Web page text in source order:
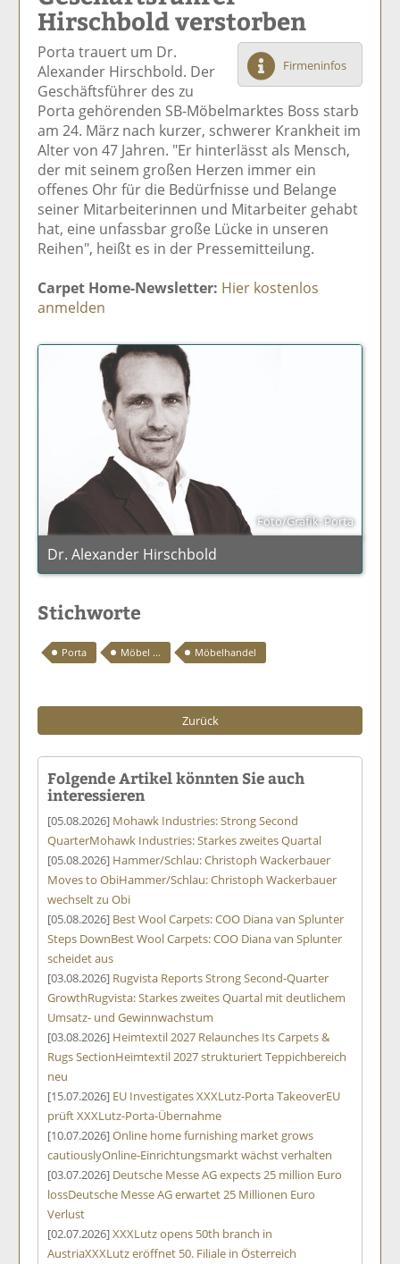
el
a
uf
F
ac
e
b
o
o
k
te
il
e
el
t
wi
tt
er
n
uf
Li
n
k
e
di
n
te
il
e
n
er
E
m
ai
l
v
se
n
d
ck
e
n
Hirschbold verstorben
Firmeninfos
Porta trauert um Dr.
Alexander Hirschbold. Der
Geschäftsführer des zu
Porta gehörenden SB-Möbelmarktes Boss starb
am 24. März nach kurzer, schwerer Krankheit im
Alter von 47 Jahren. "Er hinterlässt als Mensch,
der mit seinem großen Herzen immer ein
offenes Ohr für die Bedürfnisse und Belange
seiner Mitarbeiterinnen und Mitarbeiter gehabt
hat, eine unfassbar große Lücke in unseren
Reihen", heißt es in der Pressemitteilung.
Carpet Home-Newsletter: Hier kostenlos
anmelden
Foto/Grafik: Porta
Dr. Alexander Hirschbold
Stichworte
Porta Möbel ... Möbelhandel
Zurück
Folgende Artikel könnten Sie auch
interessieren
[05.08.2026] Mohawk Industries: Strong Second
QuarterMohawk Industries: Starkes zweites Quartal
[05.08.2026] Hammer/Schlau: Christoph Wackerbauer
Moves to ObiHammer/Schlau: Christoph Wackerbauer
wechselt zu Obi
[05.08.2026] Best Wool Carpets: COO Diana van Splunter
Steps DownBest Wool Carpets: COO Diana van Splunter
scheidet aus
[03.08.2026] Rugvista Reports Strong Second-Quarter
GrowthRugvista: Starkes zweites Quartal mit deutlichem
Umsatz- und Gewinnwachstum
[03.08.2026] Heimtextil 2027 Relaunches Its Carpets &
Rugs SectionHeimtextil 2027 strukturiert Teppichbereich
neu
[15.07.2026] EU Investigates XXXLutz-Porta TakeoverEU
prüft XXXLutz-Porta-Übernahme
[10.07.2026]Online home furnishing market grows
cautiouslyOnline-Einrichtungsmarkt wächst verhalten
[03.07.2026] Deutsche Messe AG expects 25 million Euro
lossDeutsche Messe AG erwartet 25 Millionen Euro
Verlust
[02.07.2026]XXXLutz opens 50th branch in
AustriaXXXLutz eröffnet 50. Filiale in Österreich